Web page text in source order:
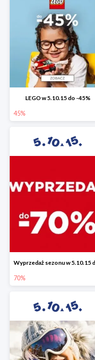
LEGO w 5.10.15 do -45%
45%
70%